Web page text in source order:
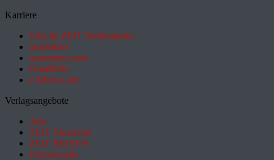
Karriere
Jobs im ZEIT Stellenmarkt
academics
academics.com
GoodJobs
e-fellows.net
Verlagsangebote
Abo
ZEIT Akademie
ZEIT REISEN
Partnersuche